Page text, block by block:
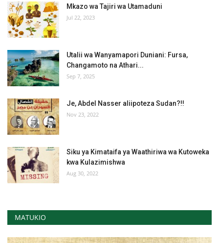
Mkazo wa Tajiri wa Utamaduni
Jul 22, 2023
Utalii wa Wanyamapori Duniani: Fursa,
Changamoto na Athari...
Sep 7, 2025
Je, Abdel Nasser aliipoteza Sudan?!!
Nov 23, 2022
Siku ya Kimataifa ya Waathiriwa wa Kutoweka
kwa Kulazimishwa
Aug 30, 2022
MATUKIO